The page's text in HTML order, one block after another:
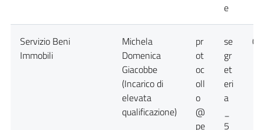
e
Servizio Beni
Immobili
Michela
Domenica
Giacobbe
(Incarico di
elevata
qualificazione)
pr
ot
oc
oll
o
@
pe
se
gr
et
eri
a
5